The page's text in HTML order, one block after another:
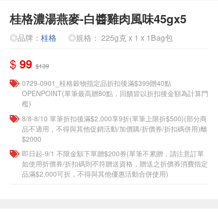
桂格濃湯燕麥-白醬雞肉風味45gx5
◎品牌： 桂格 ◎規格： 225g克 x 1 x 1Bag包
$ 99 $139
0729-0901_桂格穀物指定品折扣後滿$399贈40點
OPENPOINT(單筆最高贈80點，回饋皆以折扣後金額為計算門
檻)
8/8-8/10 單筆折扣後滿$2,000享9折(單筆上限折$500)(部分商
品不適用，不得與其他促銷活動/加價購/折價券/折扣碼併用)離
$2000
即日起-9/1 不限金額下單贈$200券(單筆不累贈，請注意訂單
如使用折價券/折扣碼則不符贈送資格，贈送之折價券消費指定
品滿$2,000可折，不得與其他優惠活動合併使用)